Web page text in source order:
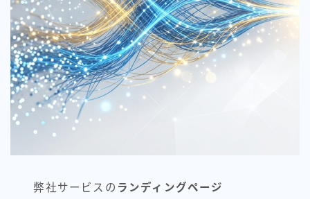
弊社サービスの ランディングページ